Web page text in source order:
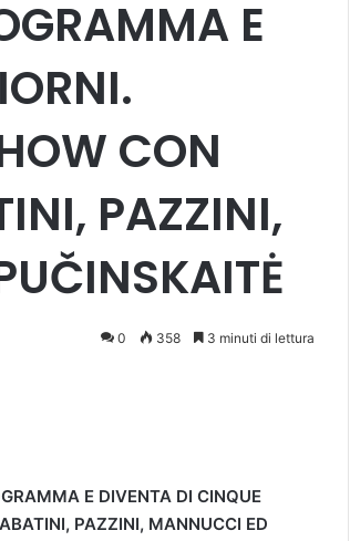
E
CON
PAZZINI,
0 358 3 minuti di lettura
E DIVENTA DI CINQUE
PAZZINI, MANNUCCI ED